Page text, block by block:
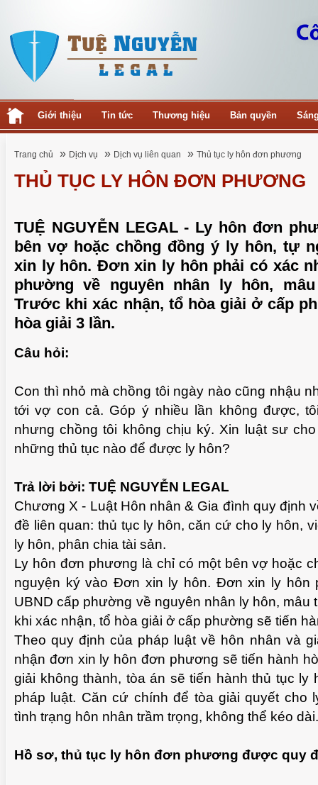
Giới thiệu Tin tức Thương hiệu Bản quyền
Trang chủ » Dịch vụ » Dịch vụ liên quan » Thủ tục ly hôn đơn phương
THỦ TỤC LY HÔN ĐƠN PHƯƠNG
TUỆ NGUYỄN LEGAL - Ly hôn đơn
bên vợ hoặc chồng đồng ý ly hôn, tự
xin ly hôn. Đơn xin ly hôn phải có xác
phường về nguyên nhân ly hôn,
Trước khi xác nhận, tổ hòa giải ở cấp
hòa giải 3 lần.
Câu hỏi:
Con thì nhỏ mà chồng tôi ngày nào cũng nhậu
tới vợ con cả. Góp ý nhiều lần không được,
nhưng chồng tôi không chịu ký. Xin luật sư
những thủ tục nào để được ly hôn?
Trả lời bởi: TUỆ NGUYỄN LEGAL
Chương X - Luật Hôn nhân & Gia đình quy định
đề liên quan: thủ tục ly hôn, căn cứ cho ly hôn,
ly hôn, phân chia tài sản.
Ly hôn đơn phương là chỉ có một bên vợ hoặc
nguyện ký vào Đơn xin ly hôn. Đơn xin ly hôn
UBND cấp phường về nguyên nhân ly hôn, mâu
khi xác nhận, tổ hòa giải ở cấp phường sẽ tiến
Theo quy định của pháp luật về hôn nhân và
nhận đơn xin ly hôn đơn phương sẽ tiến hành
giải không thành, tòa án sẽ tiến hành thủ tục ly
pháp luật. Căn cứ chính để tòa giải quyết cho
tình trạng hôn nhân trầm trọng, không thể kéo dài.
Hồ sơ, thủ tục ly hôn đơn phương được quy
TUỆ